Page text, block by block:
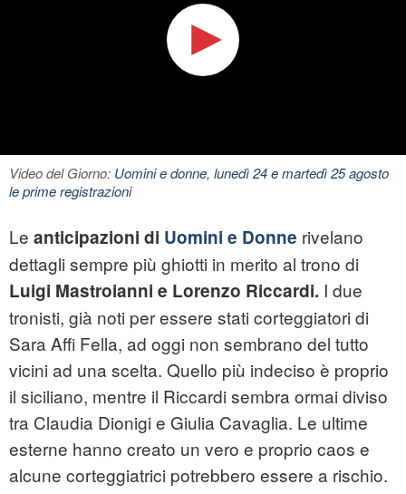
Video del Giorno: Uomini e donne, lunedì 24 e martedì 25 agosto
le prime registrazioni
Le anticipazioni di Uomini e Donne rivelano
dettagli sempre più ghiotti in merito al trono di
Luigi Mastroianni e Lorenzo Riccardi. I due
tronisti, già noti per essere stati corteggiatori di
Sara Affi Fella, ad oggi non sembrano del tutto
vicini ad una scelta. Quello più indeciso è proprio
il siciliano, mentre il Riccardi sembra ormai diviso
tra Claudia Dionigi e Giulia Cavaglia. Le ultime
esterne hanno creato un vero e proprio caos e
alcune corteggiatrici potrebbero essere a rischio.